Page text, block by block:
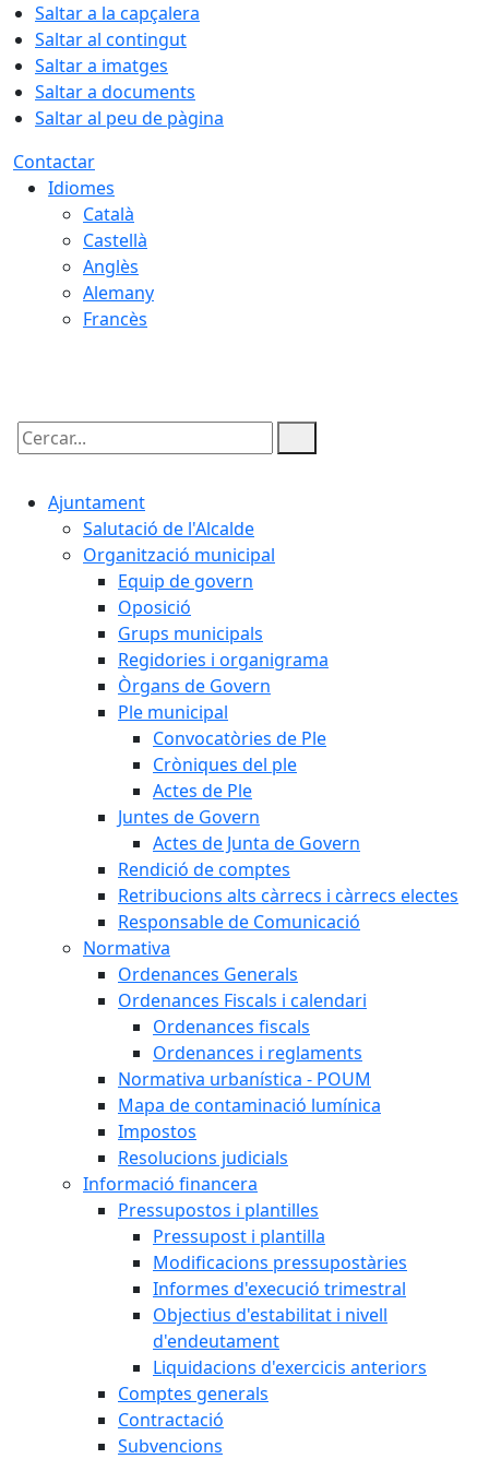
Saltar a la capçalera
Saltar al contingut
Saltar a imatges
Saltar a documents
Saltar al peu de pàgina
Contactar
Idiomes
Català
Castellà
Anglès
Alemany
Francès
Cercar:
Ajuntament
Salutació de l'Alcalde
Organització municipal
Equip de govern
Oposició
Grups municipals
Regidories i organigrama
Òrgans de Govern
Ple municipal
Convocatòries de Ple
Cròniques del ple
Actes de Ple
Juntes de Govern
Actes de Junta de Govern
Rendició de comptes
Retribucions alts càrrecs i càrrecs electes
Responsable de Comunicació
Normativa
Ordenances Generals
Ordenances Fiscals i calendari
Ordenances fiscals
Ordenances i reglaments
Normativa urbanística - POUM
Mapa de contaminació lumínica
Impostos
Resolucions judicials
Informació financera
Pressupostos i plantilles
Pressupost i plantilla
Modificacions pressupostàries
Informes d'execució trimestral
Objectius d'estabilitat i nivell
d'endeutament
Liquidacions d'exercicis anteriors
Comptes generals
Contractació
Subvencions